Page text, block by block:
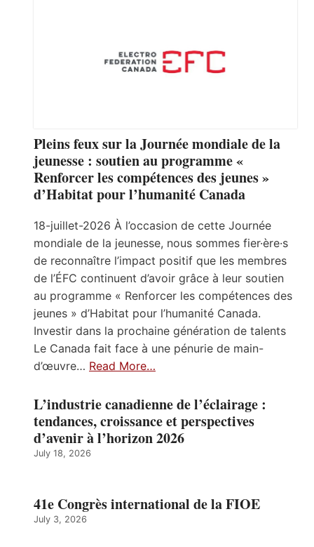
Pleins feux sur la Journée mondiale de la
jeunesse : soutien au programme «
Renforcer les compétences des jeunes »
d’Habitat pour l’humanité Canada
18-juillet-2026 À l’occasion de cette Journée
mondiale de la jeunesse, nous sommes fier·ère·s
de reconnaître l’impact positif que les membres
de l’ÉFC continuent d’avoir grâce à leur soutien
au programme « Renforcer les compétences des
jeunes » d’Habitat pour l’humanité Canada.
Investir dans la prochaine génération de talents
Le Canada fait face à une pénurie de main-
d’œuvre… Read More…
L’industrie canadienne de l’éclairage :
tendances, croissance et perspectives
d’avenir à l’horizon 2026
July 18, 2026
41e Congrès international de la FIOE
July 3, 2026